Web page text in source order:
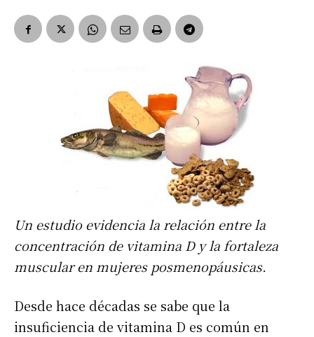
Un estudio evidencia la relación entre la
concentración de vitamina D y la fortaleza
muscular en mujeres posmenopáusicas.
Desde hace décadas se sabe que la
insuficiencia de vitamina D es común en